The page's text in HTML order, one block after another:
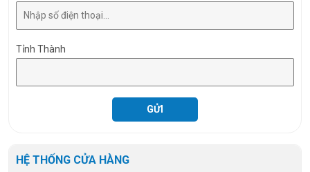
Tỉnh Thành
HỆ THỐNG CỬA HÀNG